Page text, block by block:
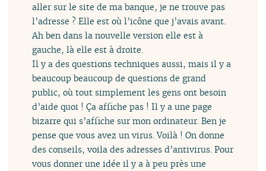
aller sur le site de ma banque, je ne trouve pas
l’adresse ? Elle est où l’icône que j’avais avant.
Ah ben dans la nouvelle version elle est à
gauche, là elle est à droite.
Il y a des questions techniques aussi, mais il y a
beaucoup beaucoup de questions de grand
public, où tout simplement les gens ont besoin
d’aide quoi ! Ça affiche pas ! Il y a une page
bizarre qui s’affiche sur mon ordinateur. Ben je
pense que vous avez un virus. Voilà ! On donne
des conseils, voila des adresses d’antivirus. Pour
vous donner une idée il y a à peu près une